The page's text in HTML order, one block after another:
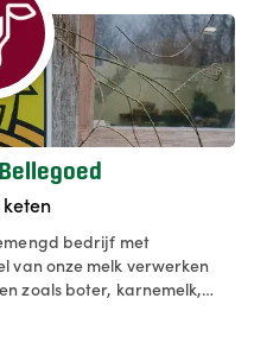
bedrijf met
van onze melk verwerken
zoals boter, karnemelk,
ijstaarten